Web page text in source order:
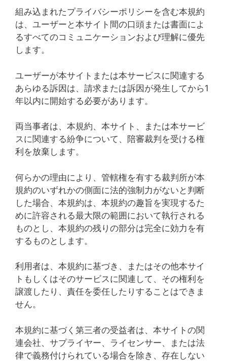
組み込まれたプライバシーポリシーを含む本規約
は、ユーザーと本サイト間の口頭または書面によ
るすべてのコミュニケーションおよび理解に優先
します。
ユーザーが本サイトまたは本サービスに関連する
あらゆる訴因は、請求または訴因が発生してから1
年以内に開始する必要があります。
両当事者は、本規約、本サイト、または本サービ
スに関連する紛争について、陪審裁判を受ける権
利を放棄します。
何らかの理由により、管轄権を有する裁判所が本
規約のいずれかの側面に法的強制力がないと判断
した場合、本規約は、本規約の趣旨を実現するた
めに許容される最大限の範囲において執行される
ものとし、本規約の残りの部分は完全に効力を有
するものとします。
利用者は、本規約に基づき、またはその他本サイ
トもしくはそのサービスに関連して、その権利を
譲渡したり、責任を委任したりすることはできま
せん。
本規約に基づく第三者の受益者は、本サイトの関
連会社、サプライヤー、ライセンサー、または法
律で義務付けられている場合を除き、存在しない